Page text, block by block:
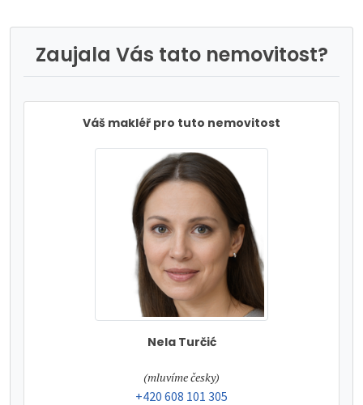
Zaujala Vás tato nemovitost?
Váš makléř pro tuto nemovitost
Nela Turčić
tel:
(mluvíme česky)
tel:
+420 608 101 305